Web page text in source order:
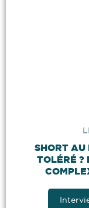
SHORT AU
TOLÉRÉ ?